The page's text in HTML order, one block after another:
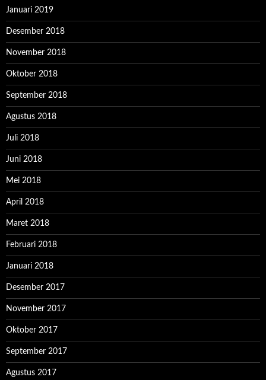
Januari 2019
Desember 2018
November 2018
Oktober 2018
September 2018
Agustus 2018
Juli 2018
Juni 2018
Mei 2018
April 2018
Maret 2018
Februari 2018
Januari 2018
Desember 2017
November 2017
Oktober 2017
September 2017
Agustus 2017